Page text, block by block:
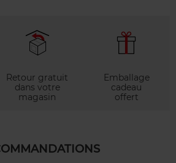
Retour gratuit
dans votre
magasin
Emballage
cadeau
offert